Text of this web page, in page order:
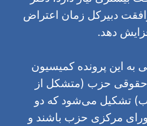
دبیرکل زمان اعتراض
دهد.
به این پرونده کمیسیون
حقوقی حزب (متشکل از
تشکیل می‌شود که دو
مرکزی حزب باشند و